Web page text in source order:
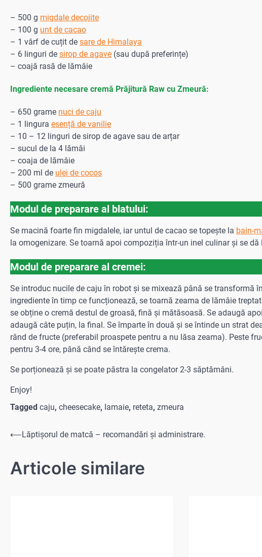
– 500 g migdale decojite
– 100 g unt de cacao
– 1 vârf de cuțit de sare de Himalaya
– 6 linguri de sirop de agave (sau după preferințe)
– coajă rasă de lămâie
Ingrediente necesare cremă Prăjitură Raw cu Zmeură:
– 650 grame nuci de caju
– 1 lingura esență de vanilie
– 10 – 12 linguri de sirop de agave sau de arțar
– sucul de la 4 lămâi
– coaja de lămâie
– 200 ml de ulei de cocos
– 500 grame zmeură
Modul de preparare al blatului:
Se macină foarte fin migdalele, iar untul de cacao se topește la bain-
la omogenizare. Se toarnă apoi compoziția într-un inel culinar și se dă
Modul de preparare al cremei:
Se introduc nucile de caju în robot și se mixează până se transformă
ingrediente în timp ce funcționează, se toarnă zeama de lămâie
se obține o cremă destul de groasă, fină și mătăsoasă. Se adaugă
adaugă câte puțin, la final. Se împarte în două și se întinde un strat
rând de fructe (preferabil proaspete pentru a nu lăsa zeama). Peste
pentru 3-4 ore, până când se întărește crema.
Se porționează și se poate păstra la congelator 2-3 săptămâni.
Enjoy!
Tagged caju, cheesecake, lamaie, reteta, zmeura
Navigare
articole
⟵Lăptișorul de matcă – recomandări și administrare.
Articole similare